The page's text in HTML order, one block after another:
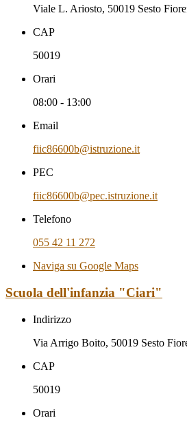
Viale L. Ariosto, 50019 Sesto
CAP
50019
Orari
08:00 - 13:00
Email
fiic86600b@istruzione.it
PEC
fiic86600b@pec.istruzione.it
Telefono
055 42 11 272
Naviga su Google Maps
Scuola dell'infanzia "Ciari"
Indirizzo
Via Arrigo Boito, 50019 Sesto
CAP
50019
Orari